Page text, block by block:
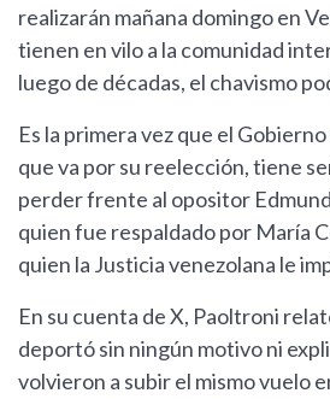
realizarán mañana domingo en
tienen en vilo a la comunidad
luego de décadas, el chavismo
Es la primera vez que el
que va por su reelección, tiene
perder frente al opositor
quien fue respaldado por María
quien la Justicia venezolana le
En su cuenta de X, Paoltroni
deportó sin ningún motivo ni
volvieron a subir el mismo vuelo